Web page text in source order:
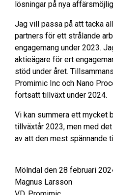
lösningar på nya
Jag vill passa på att tacka
partners för ett strålande
engagemang under 2023.
aktieägare för ert
stöd under året.
Promimic Inc och Nano
fortsatt tillväxt under 2024.
Vi kan summera ett mycket
tillväxtår 2023, men med
av att den mest spännande
Mölndal den 28 februari
Magnus Larsson